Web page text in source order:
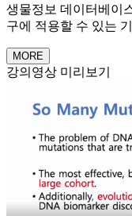
생물정보 데이터베이
구에 적용할 수 있는
MORE
강의영상 미리보기